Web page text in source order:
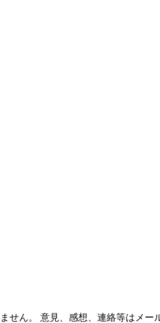
ん。 意見、感想、連絡等はメー